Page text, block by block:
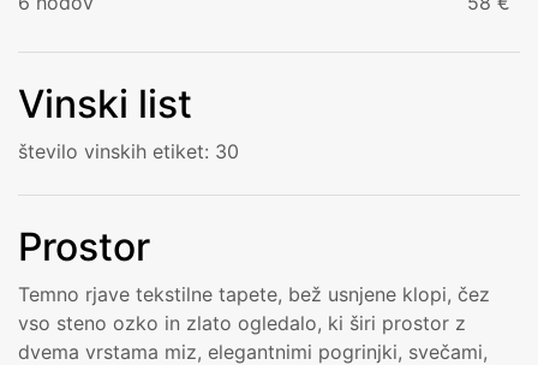
Vinski list
število vinskih etiket: 30
Prostor
Temno rjave tekstilne tapete, bež usnjene klopi, čez
vso steno ozko in zlato ogledalo, ki širi prostor z
dvema vrstama miz, elegantnimi pogrinjki, svečami,